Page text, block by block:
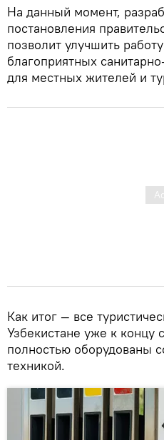
На данный момент,
постановления
позволит улучшить
благоприятных
для местных жителей и
Как итог — все
Узбекистане уже к концу
полностью оборудованы
техникой.